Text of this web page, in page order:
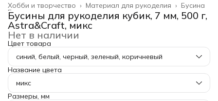
Бусина
Материал для рукоделия ›
Хобби и творчество ›
Главная ›
Бусины для рукоделия кубик, 7 мм, 500 г,
Astra&Craft, микс
Нет в наличии
Цвет товара
синий, белый, черный, зеленый, коричневый
Название цвета
микс
Размеры, мм